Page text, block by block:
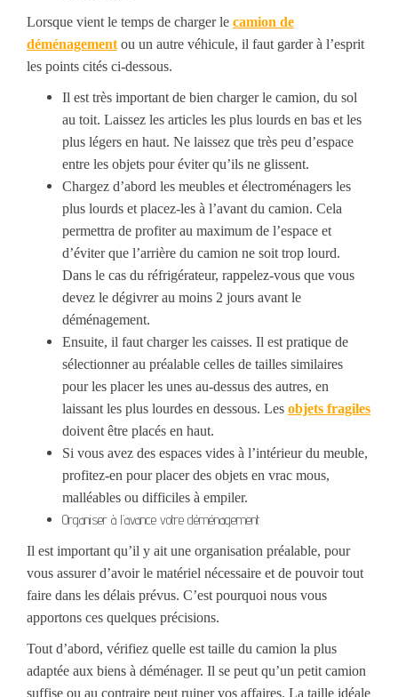
Lorsque vient le temps de charger le camion de
déménagement ou un autre véhicule, il faut garder à l’esprit
les points cités ci-dessous.
Il est très important de bien charger le camion, du sol
au toit. Laissez les articles les plus lourds en bas et les
plus légers en haut. Ne laissez que très peu d’espace
entre les objets pour éviterqu’ils ne glissent.
Chargez d’abord les meubles et électroménagers les
plus lourds et placez-les à l’avant du camion. Cela
permettra de profiter au maximum de l’espace et
d’éviterque l’arrière du camion ne soit trop lourd.
Dans le cas du réfrigérateur, rappelez-vous que vous
devez le dégivrer au moins 2 jours avant le
déménagement.
Ensuite, il faut charger les caisses. Il est pratique de
sélectionner au préalable celles de tailles similaires
pour les placer les unes au-dessus des autres, en
laissant les plus lourdes en dessous. Les objets fragiles
doivent être placés en haut.
Si vous avez des espaces vides à l’intérieur du meuble,
profitez-en pour placer des objets en vrac mous,
malléables ou difficiles à empiler.
Organiser à l’avance votre déménagement
Il est important qu’il y ait une organisation préalable, pour
vous assurer d’avoir le matériel nécessaire et de pouvoir tout
faire dans les délais prévus. C’est pourquoi nous vous
apportons ces quelques précisions.
Tout d’abord, vérifiez quelle est taille du camion la plus
adaptée aux biens à déménager. Il se peut qu’un petit camion
suffise ou au contraire peut ruiner vos affaires. La taille idéale